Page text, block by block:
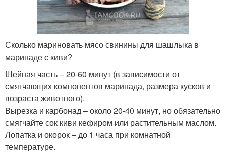
Сколько мариновать мясо свинины для шашлыка в
маринаде с киви?
Шейная часть – 20-60 минут (в зависимости от
смягчающих компонентов маринада, размера кусков и
возраста животного).
Вырезка и карбонад – около 20-40 минут, но обязательно
смягчайте сок киви кефиром или растительным маслом.
Лопатка и окорок – до 1 часа при комнатной
температуре.